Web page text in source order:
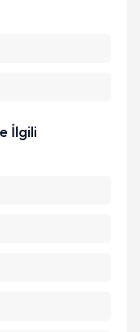
belirtilen
İlgili